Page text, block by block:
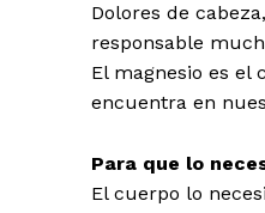
Dolores de
responsable
El magnesio es el
encuentra en
Para que lo
El cuerpo lo